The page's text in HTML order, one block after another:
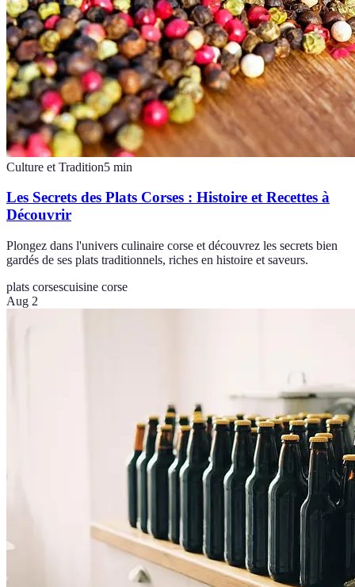
Culture et Tradition5 min
Les Secrets des Plats Corses : Histoire et Recettes à
Découvrir
Plongez dans l'univers culinaire corse et découvrez les secrets bien
gardés de ses plats traditionnels, riches en histoire et saveurs.
plats corsescuisine corse
Aug 2